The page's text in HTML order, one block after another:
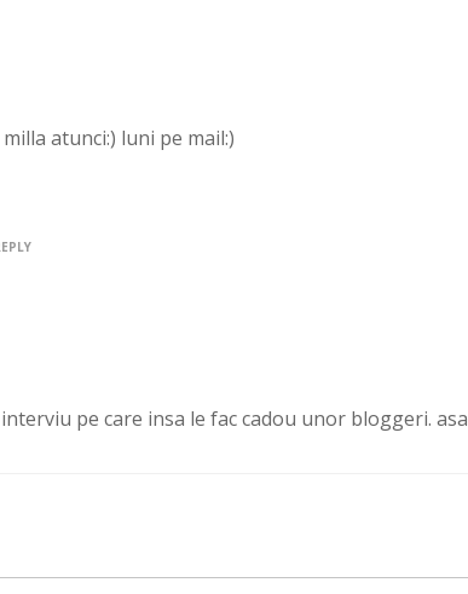
atunci:) luni pe mail:)
pe care insa le fac cadou unor bloggeri. asa